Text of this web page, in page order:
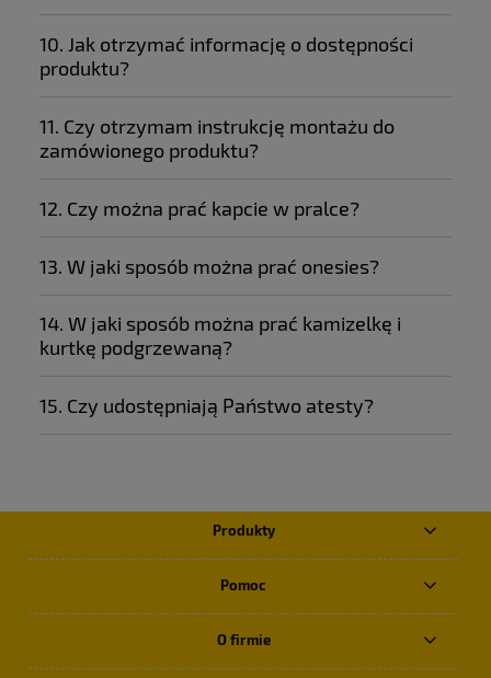
10. Jak otrzymać informację o dostępności
produktu?
11. Czy otrzymam instrukcję montażu do
zamówionego produktu?
12. Czy można prać kapcie w pralce?
13. W jaki sposób można prać onesies?
14. W jaki sposób można prać kamizelkę i
kurtkę podgrzewaną?
15. Czy udostępniają Państwo atesty?
Produkty
Pomoc
O firmie